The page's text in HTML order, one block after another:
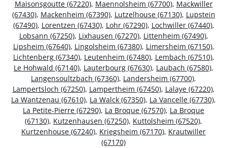
Maisonsgoutte (67220), Maennolsheim (67700), Mackwiller
(67430), Mackenheim (67390), Lutzelhouse (67130), Lupstein
(67490), Lorentzen (67430), Lohr (67290), Lochwiller (67440),
Lobsann (67250), Lixhausen (67270), Littenheim (67490),
Lipsheim (67640), Lingolsheim (67380), Limersheim (67150),
Lichtenberg (67340), Leutenheim (67480), Lembach (67510),
Le Hohwald (67140), Lauterbourg (67630), Laubach (67580),
Langensoultzbach (67360), Landersheim (67700),
Lampertsloch (67250), Lampertheim (67450), Lalaye (67220),
La Wantzenau (67610), La Walck (67350), La Vancelle (67730),
La Petite-Pierre (67290), La Broque (67570), La Broque
(67130), Kutzenhausen (67250), Kuttolsheim (67520),
Kurtzenhouse (67240), Kriegsheim (67170), Krautwiller
(67170)